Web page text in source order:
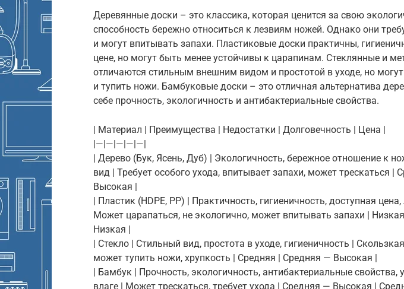
Деревянные доски – это классика, которая ценится за свою
способность бережно относиться к лезвиям ножей. Однако они
и могут впитывать запахи. Пластиковые доски практичны,
цене, но могут быть менее устойчивы к царапинам. Стеклянные и
отличаются стильным внешним видом и простотой в уходе, но
и тупить ножи. Бамбуковые доски – это отличная альтернатива
себе прочность, экологичность и антибактериальные свойства.
| Материал | Преимущества | Недостатки | Долговечность | Цена |
|—|—|—|—|—|
| Дерево (Бук, Ясень, Дуб) | Экологичность, бережное отношение к
вид | Требует особого ухода, впитывает запахи, может трескаться |
Высокая |
| Пластик (HDPE, PP) | Практичность, гигиеничность, доступная цена,
Может царапаться, не экологично, может впитывать запахи |
Низкая |
| Стекло | Стильный вид, простота в уходе, гигиеничность |
может тупить ножи, хрупкость | Средняя | Средняя — Высокая |
| Бамбук | Прочность, экологичность, антибактериальные свойства,
влаге | Может трескаться, требует ухода | Средняя — Высокая |